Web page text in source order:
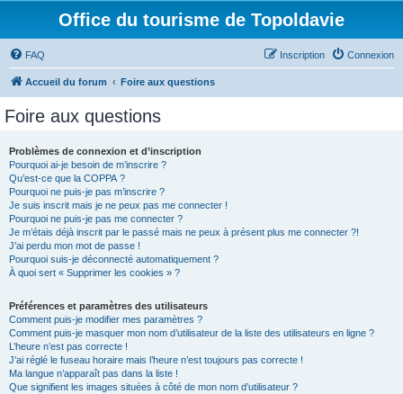
Office du tourisme de Topoldavie
FAQ Connexion
Inscription
Accueil du forum Foire aux questions
Foire aux questions
Problèmes de connexion et d’inscription
Pourquoi ai-je besoin de m’inscrire ?
Qu’est-ce que la COPPA ?
Pourquoi ne puis-je pas m’inscrire ?
Je suis inscrit mais je ne peux pas me connecter !
Pourquoi ne puis-je pas me connecter ?
Je m’étais déjà inscrit par le passé mais ne peux à présent plus me connecter ?!
J’ai perdu mon mot de passe !
Pourquoi suis-je déconnecté automatiquement ?
À quoi sert « Supprimer les cookies » ?
Préférences et paramètres des utilisateurs
Comment puis-je modifier mes paramètres ?
Comment puis-je masquer mon nom d’utilisateur de la liste des utilisateurs en ligne ?
L’heure n’est pas correcte !
J’ai réglé le fuseau horaire mais l’heure n’est toujours pas correcte !
Ma langue n’apparaît pas dans la liste !
Que signifient les images situées à côté de mon nom d’utilisateur ?